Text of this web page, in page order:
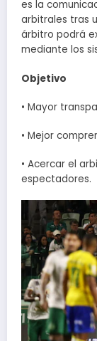
es la
arbitrales tras
árbitro podrá
mediante los
Objetivo
• Mayor
• Mejor
• Acercar el
espectadores.